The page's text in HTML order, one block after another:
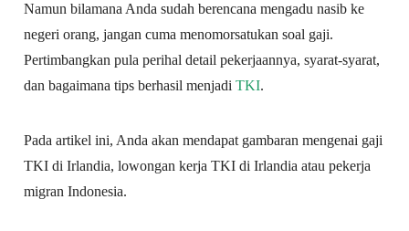
Namun bilamana Anda sudah berencana mengadu nasib ke
negeri orang, jangan cuma menomorsatukan soal gaji.
Pertimbangkan pula perihal detail pekerjaannya, syarat-syarat,
dan bagaimana tips berhasil menjadiTKI.
Pada artikel ini, Anda akan mendapat gambaran mengenai gaji
TKI di Irlandia, lowongan kerja TKI di Irlandia atau pekerja
migran Indonesia.